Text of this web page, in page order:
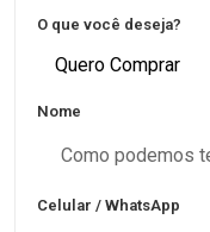
O que você deseja?
Quero Comprar
Nome
Celular / WhatsApp